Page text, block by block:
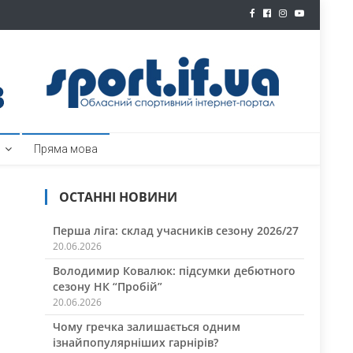
Пряма мова
ОСТАННІ НОВИНИ
Перша ліга: склад учасників сезону 2026/27
20.06.2026
Володимир Ковалюк: підсумки дебютного
сезону НК “Пробій”
20.06.2026
Чому гречка залишається одним
ізнайпопулярніших гарнірів?